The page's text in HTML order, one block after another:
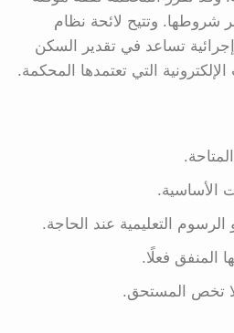
شروطها. وتتيح لائحة نظام
تساعد في تقدير السكن
التي تعتمدها المحكمة.
الأساسية.
الرسوم التعليمية عند الحاجة.
المنفق فعلًا.
تخص المستحق.